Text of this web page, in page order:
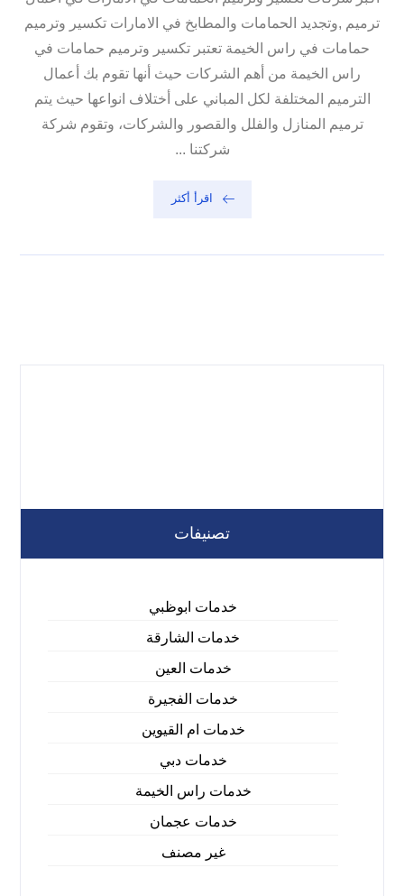
ترميم ,وتجديد الحمامات والمطابخ في الامارات تكسير وترميم
حمامات في راس الخيمة تعتبر تكسير وترميم حمامات في
راس الخيمة من أهم الشركات حيث أنها تقوم بك أعمال
الترميم المختلفة لكل المباني على أختلاف انواعها حيث يتم
ترميم المنازل والفلل والقصور والشركات، وتقوم شركة
شركتنا ...
اقرأ أكثر
تصنيفات
خدمات ابوظبي
خدمات الشارقة
خدمات العين
خدمات الفجيرة
خدمات ام القيوين
خدمات دبي
خدمات راس الخيمة
خدمات عجمان
غير مصنف